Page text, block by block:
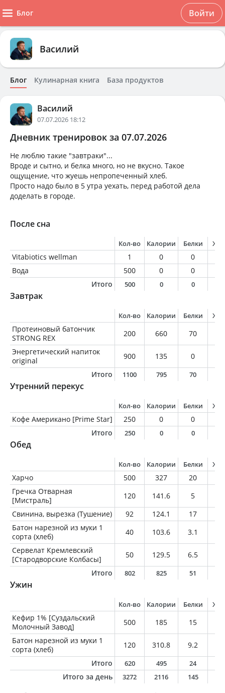
Блог Войти
Василий
Блог Кулинарная книга База продуктов
Василий
07.07.2026 18:12
Дневник тренировок за 07.07.2026
Не люблю такие "завтраки"...
Вроде и сытно, и белка много, но не вкусно. Такое
ощущение, что жуешь непропеченный хлеб.
Просто надо было в 5 утра уехать, перед работой дела
доделать в городе.
После сна
Кол-во Калории Белки
Vitabiotics wellman 1 0 0
Вода
500 0 0
Итого
500 0 0
Завтрак
Кол-во Калории Белки
Протеиновый батончик
STRONG REX
200 660 70
Энергетический напиток
original
900 135 0
Итого
1100 795 70
Утренний перекус
Кол-во Калории Белки
Кофе Американо [Prime Star] 250 0 0
Итого
250 0 0
Обед
Кол-во Калории Белки
Харчо 500 327 20
Гречка Отварная
[Мистраль]
120 141.6 5
Свинина, вырезка (Тушение)
92 124.1 17
Батон нарезной из муки 1
сорта (хлеб)
40 103.6 3.1
Сервелат Кремлевский
[Стародворские Колбасы]
50 129.5 6.5
Итого
802 825 51
Ужин
Кол-во Калории Белки
Кефир 1% [Суздальский
Молочный Завод]
500 185 15
Батон нарезной из муки 1
сорта (хлеб)
120 310.8 9.2
Итого
620 495 24
Итого за день 3272 2116 145